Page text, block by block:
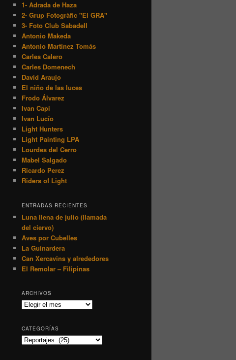
1- Adrada de Haza
2- Grup Fotogràfic "El GRA"
3- Foto Club Sabadell
Antonio Makeda
Antonio Martínez Tomás
Carles Calero
Carles Domenech
David Araujo
El niño de las luces
Frodo Álvarez
Ivan Capi
Ivan Lucío
Light Hunters
Light Painting LPA
Lourdes del Cerro
Mabel Salgado
Ricardo Perez
Riders of Light
ENTRADAS RECIENTES
Luna llena de julio (llamada
del ciervo)
Aves por Cubelles
La Guinardera
Can Xercavins y alrededores
El Remolar – Filipinas
ARCHIVOS
Archivos
CATEGORÍAS
Categorías